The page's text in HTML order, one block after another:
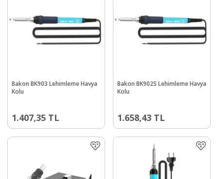
Bakon BK903 Lehimleme Havya
Kolu
1.407,35 TL
Bakon BK902S Lehimleme Havya
Kolu
1.658,43 TL